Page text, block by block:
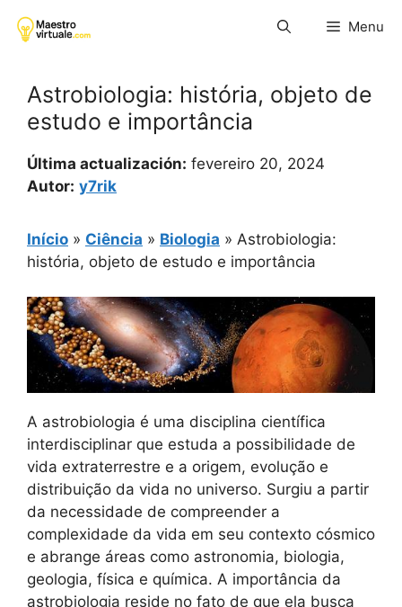
para
Menu
Astrobiologia: história, objeto de
estudo e importância
Última actualización: fevereiro 20, 2024
Autor: y7rik
Início » Ciência » Biologia » Astrobiologia:
história, objeto de estudo e importância
A astrobiologia é uma disciplina científica
interdisciplinar que estuda a possibilidade de
vida extraterrestre e a origem, evolução e
distribuição da vida no universo. Surgiu a partir
da necessidade de compreender a
complexidade da vida em seu contexto cósmico
e abrange áreas como astronomia, biologia,
geologia, física e química. A importância da
astrobiologia reside no fato de que ela busca